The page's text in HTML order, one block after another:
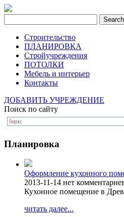
Строительство
ПЛАНИРОВКА
Стройучреждения
ПОТОЛКИ
Мебель и интерьер
Контакты
ДОБАВИТЬ УЧРЕЖДЕНИЕ
Поиск по сайту
Планировка
Оформление кухонного
2013-11-14 нет
Кухонное помещение в
читать далее...